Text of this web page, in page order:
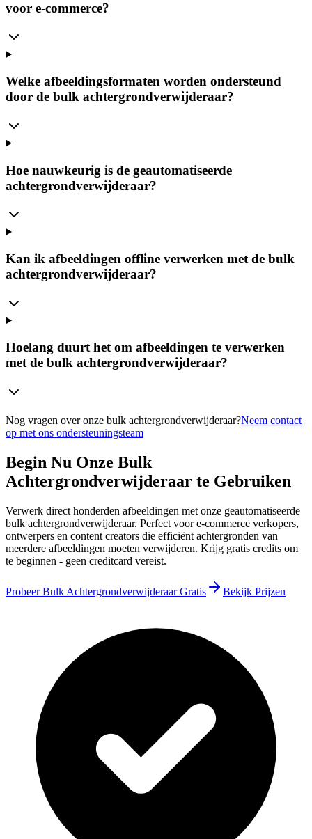
voor e-commerce?
Welke afbeeldingsformaten worden ondersteund
door de bulk achtergrondverwijderaar?
Hoe nauwkeurig is de geautomatiseerde
achtergrondverwijderaar?
Kan ik afbeeldingen offline verwerken met de bulk
achtergrondverwijderaar?
Hoelang duurt het om afbeeldingen te verwerken
met de bulk achtergrondverwijderaar?
Nog vragen over onze bulk achtergrondverwijderaar?Neem contact
op met ons ondersteuningsteam
Begin Nu Onze Bulk
Achtergrondverwijderaar te Gebruiken
Verwerk direct honderden afbeeldingen met onze geautomatiseerde
bulk achtergrondverwijderaar. Perfect voor e-commerce verkopers,
ontwerpers en content creators die efficiënt achtergronden van
meerdere afbeeldingen moeten verwijderen. Krijg gratis credits om
te beginnen - geen creditcard vereist.
Probeer Bulk Achtergrondverwijderaar Gratis Bekijk Prijzen